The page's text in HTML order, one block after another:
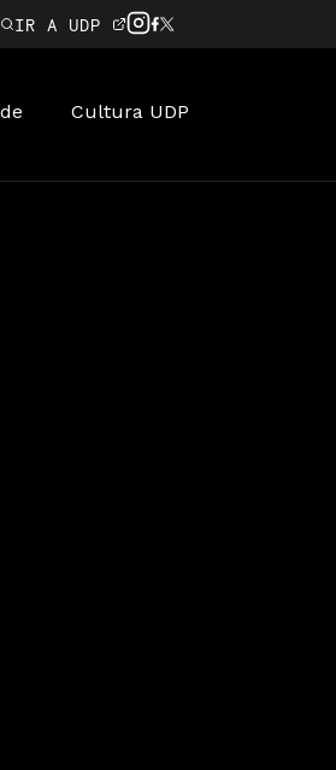
IR A UDP
Cultura UDP